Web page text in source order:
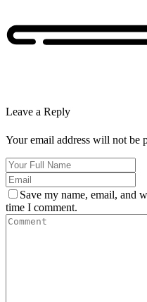
Leave a Reply
Your email address will not be
Save my name, email, and
time I comment.